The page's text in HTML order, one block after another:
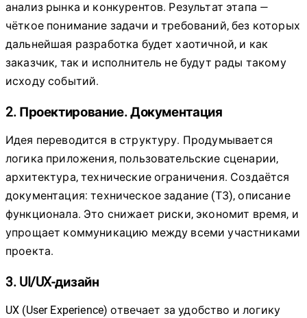
анализ рынка и конкурентов. Результат этапа —
чёткое понимание задачи и требований, без которых
дальнейшая разработка будет хаотичной, и как
заказчик, так и исполнитель не будут рады такому
исходу событий.
2. Проектирование. Документация
Идея переводится в структуру. Продумывается
логика приложения, пользовательские сценарии,
архитектура, технические ограничения. Создаётся
документация: техническое задание (ТЗ), описание
функционала. Это снижает риски, экономит время, и
упрощает коммуникацию между всеми участниками
проекта.
3. UI/UX-дизайн
UX (User Experience) отвечает за удобство и логику